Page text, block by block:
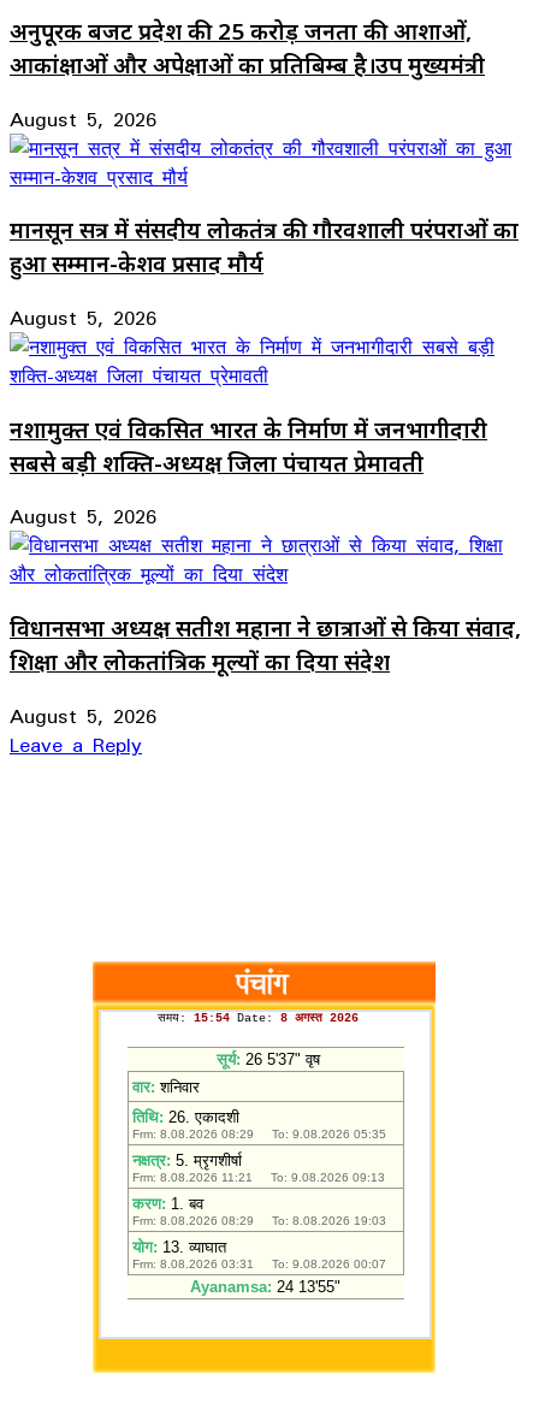
अनुपूरक बजट प्रदेश की 25 करोड़ जनता की आशाओं,
आकांक्षाओं और अपेक्षाओं का प्रतिबिम्ब है।उप मुख्यमंत्री
August 5, 2026
मानसून सत्र में संसदीय लोकतंत्र की गौरवशाली परंपराओं का
हुआ सम्मान-केशव प्रसाद मौर्य
August 5, 2026
नशामुक्त एवं विकसित भारत के निर्माण में जनभागीदारी
सबसे बड़ी शक्ति-अध्यक्ष जिला पंचायत प्रेमावती
August 5, 2026
विधानसभा अध्यक्ष सतीश महाना ने छात्राओं से किया संवाद,
शिक्षा और लोकतांत्रिक मूल्यों का दिया संदेश
August 5, 2026
Leave a Reply